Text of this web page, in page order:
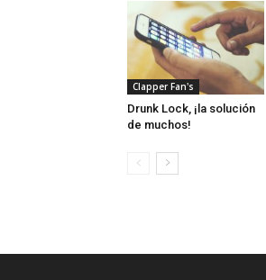
Clapper Fan's
Drunk Lock, ¡la solución
de muchos!